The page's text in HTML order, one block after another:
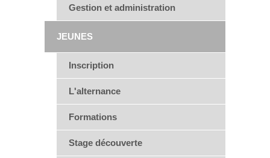
Gestion et administration
JEUNES
Inscription
L'alternance
Formations
Stage découverte